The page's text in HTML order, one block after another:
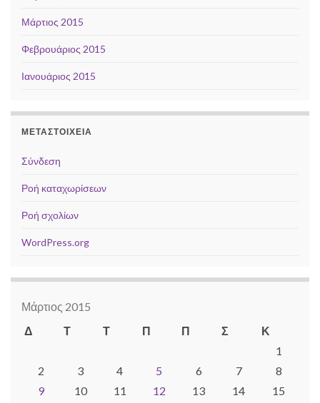
Μάρτιος 2015
Φεβρουάριος 2015
Ιανουάριος 2015
ΜΕΤΑΣΤΟΙΧΕΊΑ
Σύνδεση
Ροή καταχωρίσεων
Ροή σχολίων
WordPress.org
Μάρτιος 2015
Δ
Τ Τ Π Π Σ
Κ
1
2
3 4 5 6 7
8
9
10 11 12 13 14
15